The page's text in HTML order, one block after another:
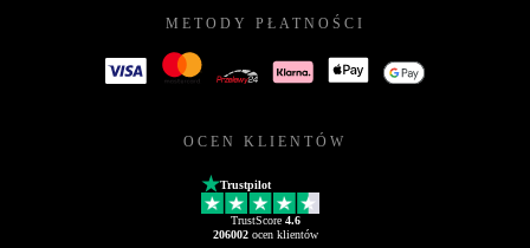
METODY PŁATNOŚCI
OCEN KLIENTÓW
Trustpilot
TrustScore 4.6
206002ocen klientów